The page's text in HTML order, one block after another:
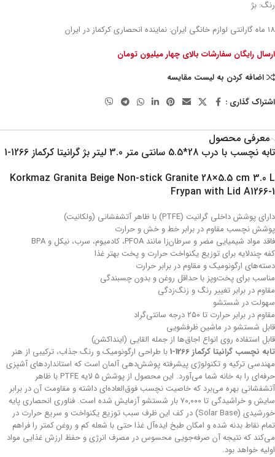
رنگ: بژ
18 ماه گارانتی لوازم خانگی ایران: نماینده انحصاری کرکماز در ایران
ارسال رایگان سفارشات بالای چهار میلیون تومان
اضافه کردن به لیست مقایسه
اشتراک گذاری :
معرفی محصول
تابه نچسب با درب 28*5.5 سانتی متر 3.0 لیتر بژ گرانیتا کرکماز 1266-1
Korkmaz Granita Beige Non-stick Granite 28×5.5 cm 3.0 L
Frypan with Lid A1266-1
دارای پوشش داخلی گرانیت (PTFE) با ظاهر آتشفشانی (ولکانیت)
پوشش نچسب مقاوم در برابر خط و خش و حرارت
فاقد مواد شیمیایی مضر و سرطان‌زا مانند PFOA، کادمیوم، سرب، نیکل و BPA
کفه چند‌لایه برای توزیع یکنواخت حرارت و پخت بهتر غذا
دسته‌های ارگونومیک و مقاوم در برابر حرارت
مناسب برای پخت‌وپز با حداقل روغن و بدون چسبندگی
مقاوم در برابر تغییر رنگ و زنگ‌زدگی
سهولت در شستشو
مقاوم در برابر حرارت تا ۲۵۰ درجه سانتی‌گراد
قابل شستشو در ماشین ظرفشویی
قابل استفاده روی انواع اجاق‌ها از جمله القایی (اینداکشن)
تابه نچسب گرانیتا کرکماز 1266-1
با طراحی ارگونومیک و رنگ جذاب، ترکیبی از هنر
مهندسی ترکیه و تکنولوژی پیشرفته پوشش‌دهی آلمان است که استانداردهای آشپزی
حرفه‌ای را به خانه شما می‌آورد. این محصول از پوشش ۵ لایه PTFE با ظاهر
آتشفشانی بهره می‌برد که خاصیت نچسب فوق‌العاده‌ای داشته و مقاومت آن در برابر
سایش و خراشیدگی تا ۷۰,۰۰۰ بار شستشو آزمایش شده است. فناوری انحصاری پایه
خورشیدی (Solar Base) در کف این ظرف سبب توزیع یکنواخت و سریع حرارت در
تمام نقاط بدنه شده و امکان طبخ ایده‌آل غذا حتی با شعله کم و روغن کمتر را فراهم
می‌کند که نتیجه آن صرفه‌جویی محسوس در مصرف انرژی و حفظ ارزش غذایی مواد
اولیه خواهد بود.